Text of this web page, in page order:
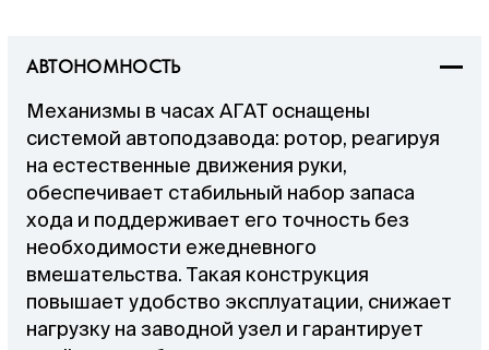
АВТОНОМНОСТЬ
Механизмы в часах АГАТ оснащены
системой автоподзавода: ротор, реагируя
на естественные движения руки,
обеспечивает стабильный набор запаса
хода и поддерживает его точность без
необходимости ежедневного
вмешательства. Такая конструкция
повышает удобство эксплуатации, снижает
нагрузку на заводной узел и гарантирует